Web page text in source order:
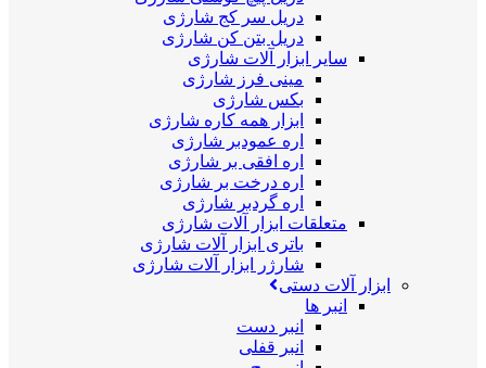
دریل سر کج شارژی
دریل بتن کن شارژی
سایر ابزار آلات شارژی
مینی فرز شارژی
بکس شارژی
ابزار همه کاره شارژی
اره عمودبر شارژی
اره افقی بر شارژی
اره درخت بر شارژی
اره گردبر شارژی
متعلقات ابزار آلات شارژی
باتری ابزار آلات شارژی
شارژر ابزار آلات شارژی
ابزار آلات دستی
انبر ها
انبر دست
انبر قفلی